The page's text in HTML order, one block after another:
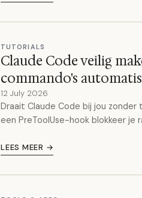
TUTORIALS
Claude Code veilig
commando's
12 July 2026
Draait Claude Code bij jou
een PreToolUse-hook blokkeer je
LEES MEER →